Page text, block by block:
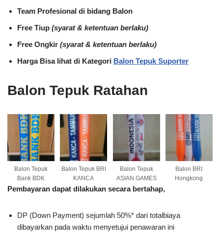
Team Profesional di bidang Balon
Free Tiup (syarat & ketentuan berlaku)
Free Ongkir (syarat & ketentuan berlaku)
Harga Bisa lihat di Kategori Balon Tepuk Suporter
Balon Tepuk Ratahan
Balon Tepuk
Bank BDK
Balon Tepuk BRI
KANCA
Balon Tepuk
ASIAN GAMES
Balon BRI
Hongkong
Pembayaran dapat dilakukan secara bertahap,
DP (Down Payment) sejumlah 50%* dari totalbiaya
dibayarkan pada waktu menyetujui penawaran ini